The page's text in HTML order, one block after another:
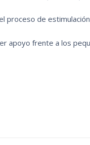
proceso de estimulación
apoyo frente a los